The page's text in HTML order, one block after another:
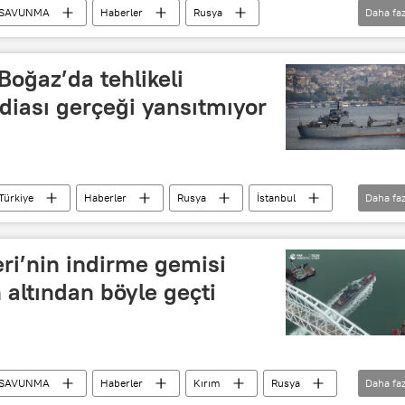
Haberler
Rusya
Bakanlığı
Daha
tehlikeli
gerçeği yansıtmıyor
Haberler Rusya
İstanbul
Vyaçeslav Truhaçev
Daha
indirme gemisi
altından böyle geçti
Haberler Kırım
Rusya
Daha